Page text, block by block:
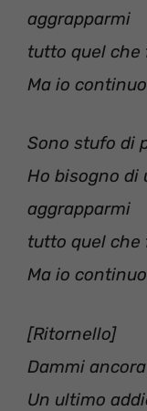
aggrapparmi
tutto quel che
Ma io
Sono stufo di
Ho bisogno di
aggrapparmi
tutto quel che
Ma io
[Ritornello]
Dammi
Un ultimo